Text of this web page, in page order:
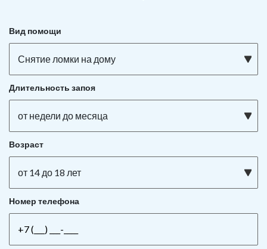
Вид помощи
Снятие ломки на дому
Длительность запоя
от недели до месяца
Возраст
от 14 до 18 лет
Номер телефона